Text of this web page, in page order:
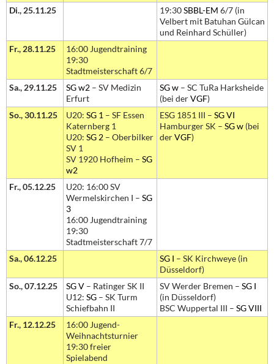
Di., 25.11.25
19:30SBBL-EM 6/7 (in
Velbert mit Batuhan Gülcan
und Reinhard Schüller)
Fr., 28.11.25
16:00 Jugendtraining
19:30
Stadtmeisterschaft 6/7
Sa., 29.11.25
SG w2 – SV Medizin
Erfurt
SG w – SC TuRa Harksheide
(bei derVGF)
So., 30.11.25
U20: SG 1 – SF Essen
Katernberg 1
U20: SG 2 – Oberbilker
SV 1
SV 1920 Hofheim – SG
w2
ESG 1851 III – SG VI
Hamburger SK – SG w (bei
derVGF)
Fr., 05.12.25
U20: 16:00 SV
Wermelskirchen I – SG
3
16:00 Jugendtraining
19:30
Stadtmeisterschaft 7/7
Sa., 06.12.25
SG I – SK Kirchweye (in
Düsseldorf)
So., 07.12.25
SG V – Ratinger SK II
U12: SG – SK Turm
Schiefbahn II
SV Werder Bremen – SG I
(in Düsseldorf)
BSC Wuppertal III – SG VIII
Fr., 12.12.25
16:00 Jugend-
Weihnachtsturnier
19:30 freier
Spielabend